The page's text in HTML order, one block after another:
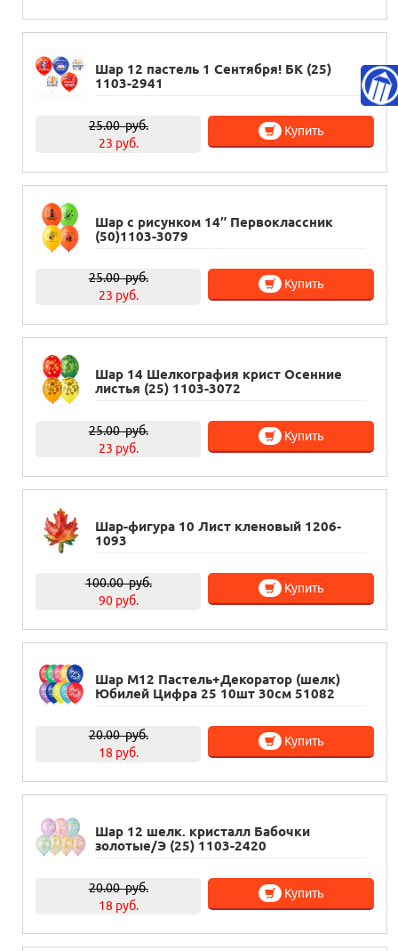
Шар 12 пастель 1 Сентября! БК (25)
1103-2941
25.00руб.
23 руб.
Купить
Шар с рисунком 14″ Первоклассник
(50)1103-3079
25.00руб.
23 руб.
Купить
Шар 14 Шелкография крист Осенние
листья (25) 1103-3072
25.00руб.
23 руб.
Купить
Шар-фигура 10 Лист кленовый 1206-
1093
100.00руб.
90 руб.
Купить
Шар М12 Пастель+Декоратор (шелк)
Юбилей Цифра 25 10шт 30см 51082
20.00руб.
18 руб.
Купить
Шар 12 шелк. кристалл Бабочки
золотые/Э (25) 1103-2420
20.00руб.
18 руб.
Купить